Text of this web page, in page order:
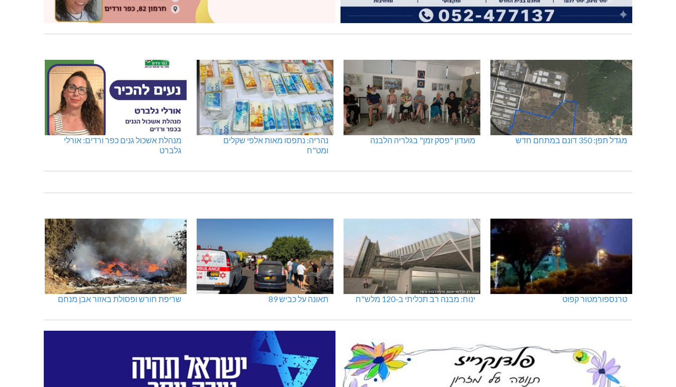
מגדל תפן: 350 דונם במתחם חדש מועדון "פסק זמן" בגלריה הלבנה
נהריה: נתפסו מאות אלפי שקלים
ומט"ח
מנהלת אשכול גנים כפר ורדים: אורלי
גלברט
טרנספורמטור קפוט ינוח: מבנה רב תכליתי ב-120 מלש"ח תאונה על כביש 89 שריפת חורש ופסולת באזור אבן מנחם